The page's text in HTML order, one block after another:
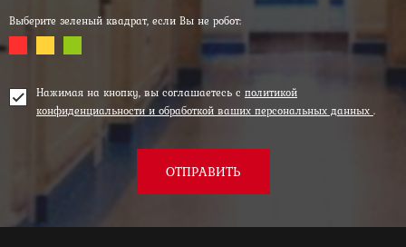
Выберите зеленый квадрат, если Вы не робот:
Нажимая на кнопку, вы соглашаетесь с политикой
конфиденциальности и обработкой ваших персональных данных .
ОТПРАВИТЬ